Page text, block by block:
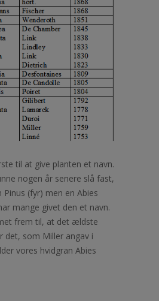
til at give planten et navn.
nogen år senere slå fast,
Pinus (fyr) men en Abies
mange givet den et navn.
frem til, at det ældste
det, som Miller angav i
vores hvidgran Abies